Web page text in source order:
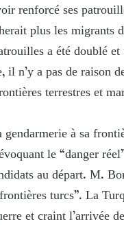
renforcé ses
plus les migrants
a été doublé
n’y a pas de raison
terrestres et
à sa
le “danger
au départ. M.
turcs”. La
et craint l’arrivée